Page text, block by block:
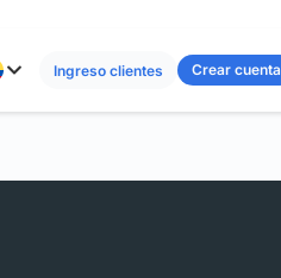
Ingreso clientes Crear cuenta